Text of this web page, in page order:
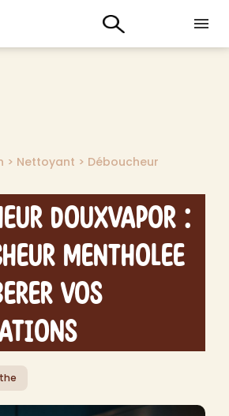
> Nettoyant > Déboucheur
DouxVapor :
Mentholee
vos